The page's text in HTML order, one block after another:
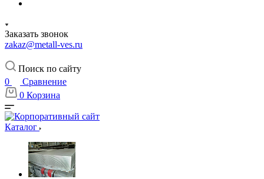
Заказать звонок
zakaz@metall-ves.ru
Поиск по сайту
0
Сравнение
0 Корзина
Каталог